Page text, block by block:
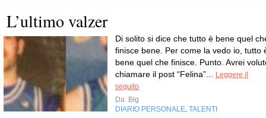
L’ultimo valzer
Di solito si dice che tutto è bene quel
finisce bene. Per come la vedo io, tutto
bene quel che finisce. Punto. Avrei
chiamare il post “Felina”...
Leggere il
seguito
Da Big
DIARIO PERSONALE TALENTI